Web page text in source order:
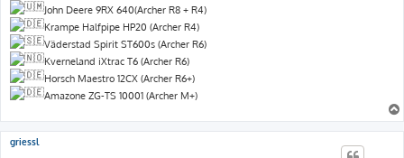
John Deere 9RX 640(Archer R8 + R4)
Krampe Halfpipe HP20 (Archer R4)
Väderstad Spirit ST600s (Archer R6)
Kverneland iXtrac T6 (Archer R6)
Horsch Maestro 12CX (Archer R6+)
Amazone ZG-TS 10001 (Archer M+)
griessl